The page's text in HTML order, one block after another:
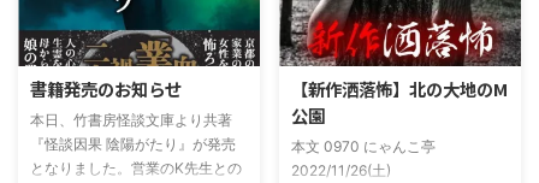
書籍発売のお知らせ
本日、竹書房怪談文庫より共著
『怪談因果 陰陽がたり』が発売
となりました。営業のK先生との
【新作洒落怖】北の大地のM
公園
本文 0970 にゃんこ亭
2022/11/26(土)